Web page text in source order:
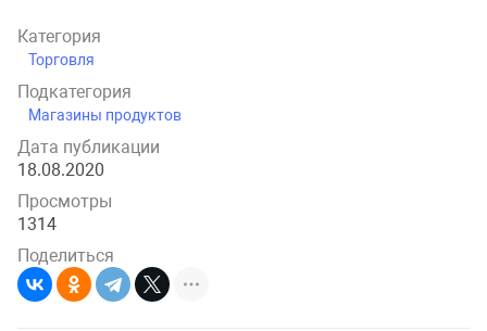
Категория
Торговля
Подкатегория
Магазины продуктов
Дата публикации
18.08.2020
Просмотры
1314
Поделиться